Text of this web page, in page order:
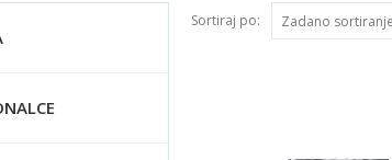
Sortiraj po: